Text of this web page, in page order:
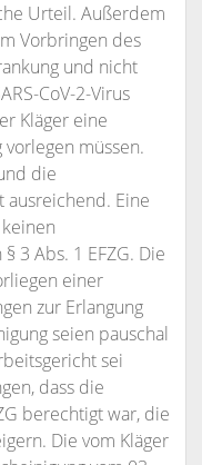
Urteil. Außerdem
Vorbringen des
und nicht
CoV-2-Virus
Kläger eine
müssen.
die
ausreichend. Eine
3 Abs. 1 EFZG. Die
einer
zur Erlangung
seien pauschal
sei
dass die
berechtigt war, die
Die vom Kläger